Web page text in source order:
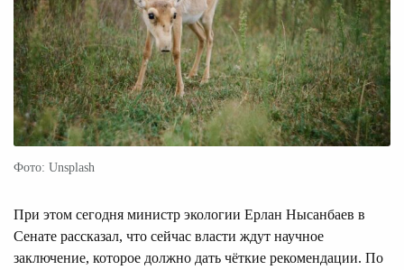
Фото: Unsplash
При этом сегодня министр экологии Ерлан Нысанбаев в
Сенате рассказал, что сейчас власти ждут научное
заключение, которое должно дать чёткие рекомендации. По